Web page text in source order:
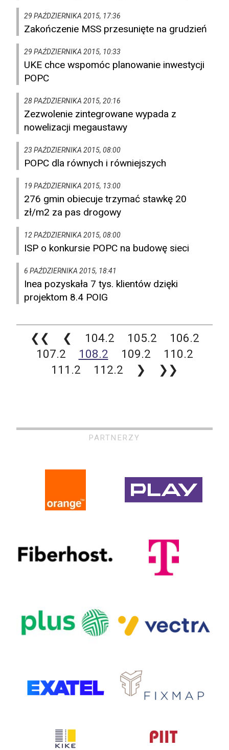
29 PAŹDZIERNIKA 2015, 17:36
Zakończenie MSS przesunięte na grudzień
29 PAŹDZIERNIKA 2015, 10:33
UKE chce wspomóc planowanie inwestycji
POPC
28 PAŹDZIERNIKA 2015, 20:16
Zezwolenie zintegrowane wypada z
nowelizacji megaustawy
23 PAŹDZIERNIKA 2015, 08:00
POPC dla równych i równiejszych
19 PAŹDZIERNIKA 2015, 13:00
276 gmin obiecuje trzymać stawkę 20
zł/m2 za pas drogowy
12 PAŹDZIERNIKA 2015, 08:00
ISP o konkursie POPC na budowę sieci
6 PAŹDZIERNIKA 2015, 18:41
Inea pozyskała 7 tys. klientów dzięki
projektom 8.4 POIG
❮❮ ❮ 104.2 105.2
106.2
107.2
108.2 109.2
110.2
111.2
112.2 ❯ ❯❯
PARTNERZY